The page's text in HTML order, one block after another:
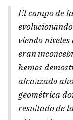
El campo de
viendo niveles
eran
hemos
alcanzado
geométrica
resultado de